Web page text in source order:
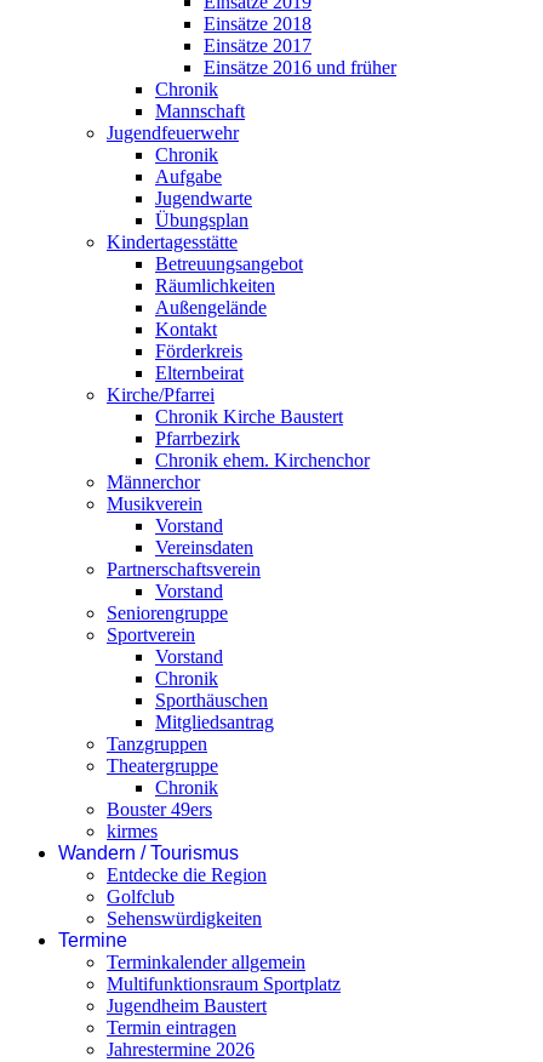
Einsätze 2018
Einsätze 2017
Einsätze 2016 und früher
Chronik
Mannschaft
Jugendfeuerwehr
Chronik
Aufgabe
Jugendwarte
Übungsplan
Kindertagesstätte
Betreuungsangebot
Räumlichkeiten
Außengelände
Kontakt
Förderkreis
Elternbeirat
Kirche/Pfarrei
Chronik Kirche Baustert
Pfarrbezirk
Chronik ehem. Kirchenchor
Männerchor
Musikverein
Vorstand
Vereinsdaten
Partnerschaftsverein
Vorstand
Seniorengruppe
Sportverein
Vorstand
Chronik
Sporthäuschen
Mitgliedsantrag
Tanzgruppen
Theatergruppe
Chronik
Bouster 49ers
kirmes
Wandern / Tourismus
Entdecke die Region
Golfclub
Sehenswürdigkeiten
Termine
Terminkalender allgemein
Multifunktionsraum Sportplatz
Jugendheim Baustert
Termin eintragen
Jahrestermine 2026